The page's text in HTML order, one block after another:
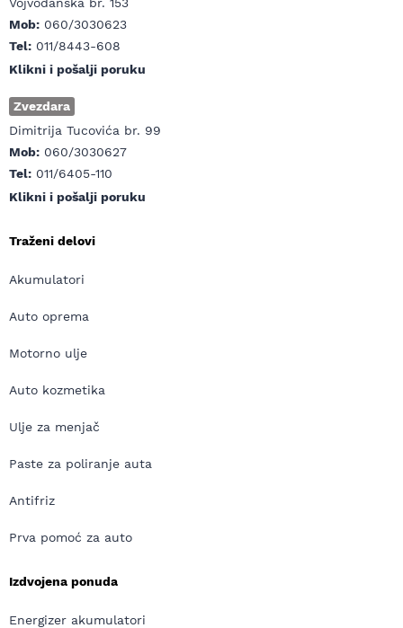
Mob: 060/3030623
Tel: 011/8443-608
Klikni i pošalji poruku
Zvezdara
Dimitrija Tucovića br. 99
Mob: 060/3030627
Tel: 011/6405-110
Klikni i pošalji poruku
Traženi delovi
Akumulatori
Auto oprema
Motorno ulje
Auto kozmetika
Ulje za menjač
Paste za poliranje auta
Antifriz
Prva pomoć za auto
Izdvojena ponuda
Energizer akumulatori